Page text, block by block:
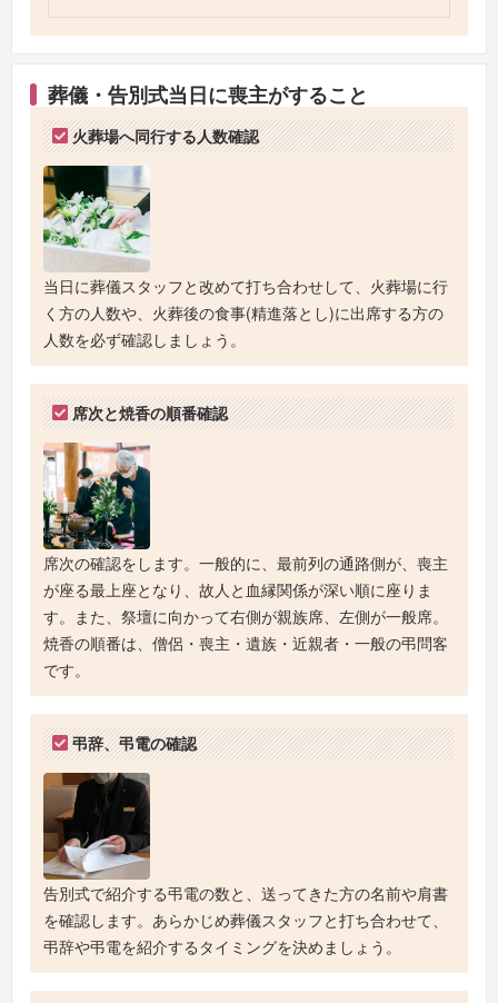
葬儀・告別式当日に喪主がすること
火葬場へ同行する人数確認
当日に葬儀スタッフと改めて打ち合わせして、火葬場に行
く方の人数や、火葬後の食事(精進落とし)に出席する方の
人数を必ず確認しましょう。
席次と焼香の順番確認
席次の確認をします。一般的に、最前列の通路側が、喪主
が座る最上座となり、故人と血縁関係が深い順に座りま
す。また、祭壇に向かって右側が親族席、左側が一般席。
焼香の順番は、僧侶・喪主・遺族・近親者・一般の弔問客
です。
弔辞、弔電の確認
告別式で紹介する弔電の数と、送ってきた方の名前や肩書
を確認します。あらかじめ葬儀スタッフと打ち合わせて、
弔辞や弔電を紹介するタイミングを決めましょう。